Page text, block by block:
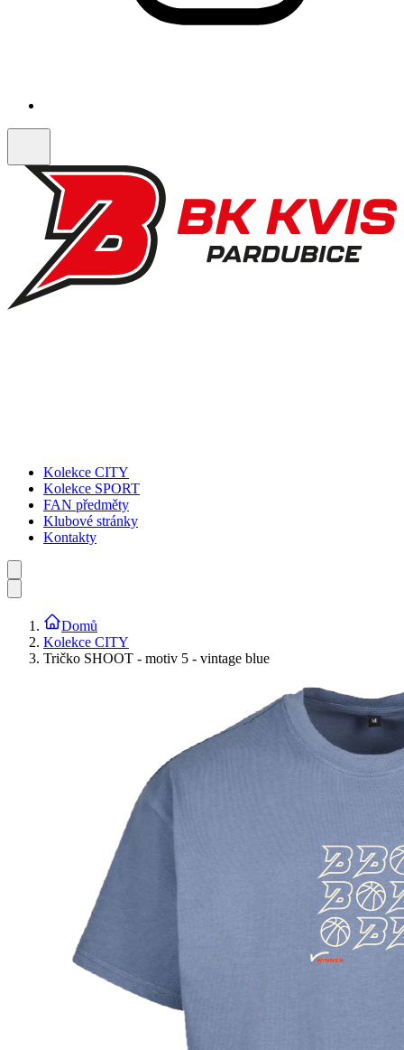
Kolekce CITY
Kolekce SPORT
FAN předměty
Klubové stránky
Kontakty
Domů
Kolekce CITY
Tričko SHOOT - motiv 5 - vintage blue